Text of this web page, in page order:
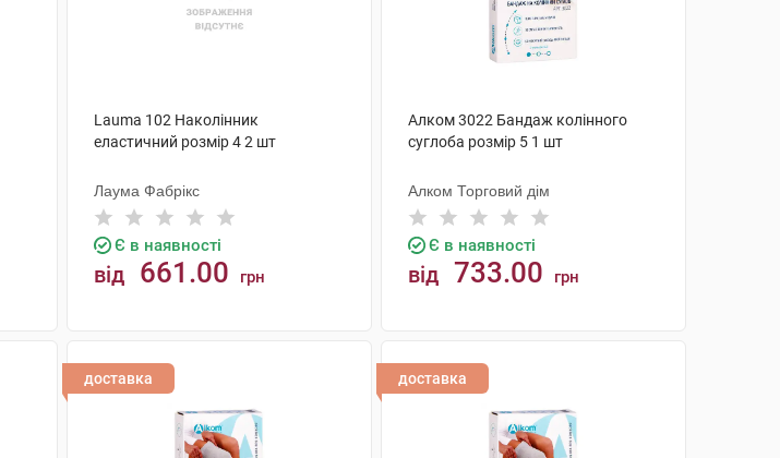
Lauma 102 Наколінник
еластичний розмір 4 2 шт
Лаума Фабрікс
Є в наявності
від 661.00 грн
Алком 3022 Бандаж колінного
суглоба розмір 5 1 шт
Алком Торговий дім
Є в наявності
від 733.00 грн
доставка доставка